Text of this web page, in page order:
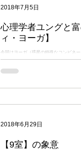
インド占星術のキホン
マントラ
心理学者ユングと
ィ・ヨーガ】
今回はヨーガ（惑星の特殊なコンビネ
事、恋愛、健康・・・鑑定の場ではみ
でしょうね。 でも、意外と質問される
2018年7月5日
【9室】の象意
2018年6月29日